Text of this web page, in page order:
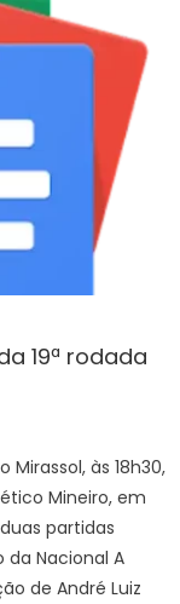
19ª rodada
às 18h30,
Mineiro, em
partidas
da Nacional A
de André Luiz